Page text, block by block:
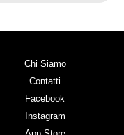
Chi Siamo
Contatti
Facebook
Instagram